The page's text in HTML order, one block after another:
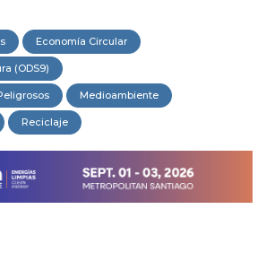
Economía Circular
(ODS9)
Medioambiente
Reciclaje